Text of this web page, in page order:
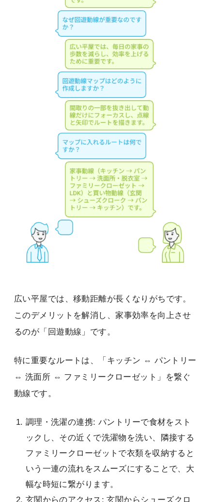
広い平屋では、移動距離が長くなりがちです。
このデメリットを解消し、家事効率を向上させ
るのが「回遊動線」です。
特に重要なルートは、「キッチン ⇔ パントリー
⇔ 洗面所 ⇔ ファミリークローゼット」を繋ぐ
動線です。
調理・洗濯の連携: パントリーで食材をスト
ックし、その近くで洗濯物を洗い、隣接する
ファミリークローゼットで衣類を収納すると
いう一連の流れをスムーズにすることで、大
幅な時短に繋がります。
玄関からのアクセス: 玄関からシューズクロ